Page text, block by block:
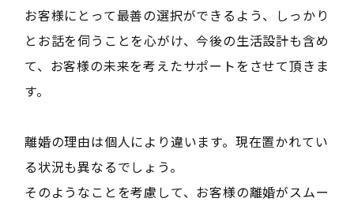
お客様にとって最善の選択ができるよう、しっかり
とお話を伺うことを心がけ、今後の生活設計も含め
て、お客様の未来を考えたサポートをさせて頂きま
す。
離婚の理由は個人により違います。現在置かれてい
る状況も異なるでしょう。
そのようなことを考慮して、お客様の離婚がスムー